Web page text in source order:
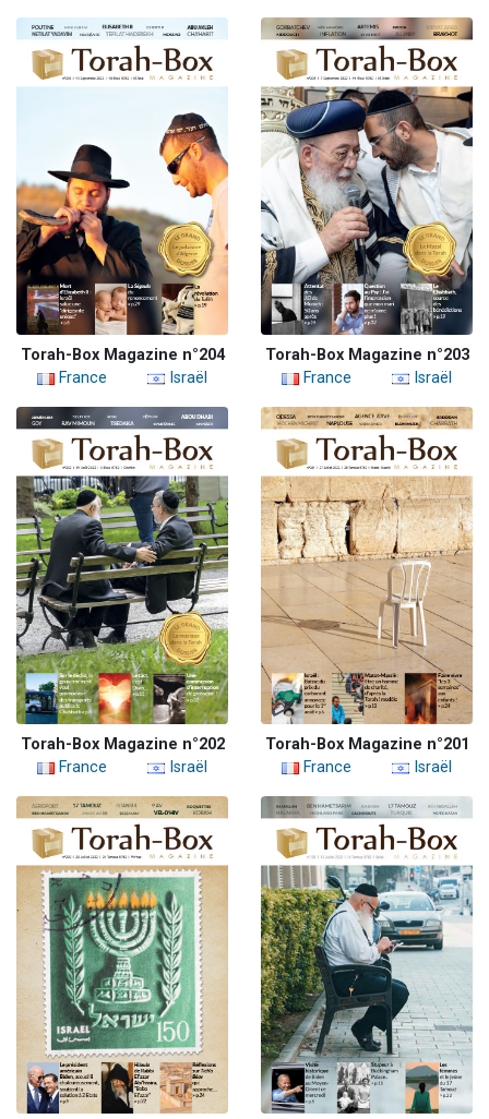
Torah-Box Magazine n°204
France
Israël
Torah-Box Magazine n°203
France
Israël
Torah-Box Magazine n°202
France
Israël
Torah-Box Magazine n°201
France
Israël